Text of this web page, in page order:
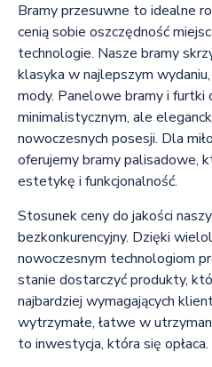
Bramy przesuwne to idealne
cenią sobie oszczędność
technologie. Nasze bramy
klasyka w najlepszym
mody. Panelowe bramy i furtki
minimalistycznym, ale
nowoczesnych posesji. Dla
oferujemy bramy palisadowe,
estetykę i funkcjonalność.
Stosunek ceny do jakości
bezkonkurencyjny. Dzięki
nowoczesnym technologiom
stanie dostarczyć produkty,
najbardziej wymagających
wytrzymałe, łatwe w
to inwestycja, która się opłaca.